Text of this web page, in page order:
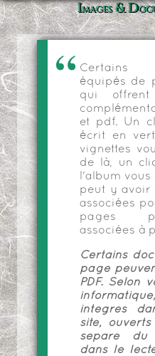
Images &
Certains
équipés de
qui
et pdf. Un
écrit en
vignettes
de là, un
l'album vous
peut y avoir
associées
pages
associées à
Certains
page
PDF. Selon
intégrés
site,
séparé du
dans le